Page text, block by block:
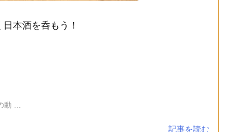
本酒を呑もう！
動 ...
記事を読む